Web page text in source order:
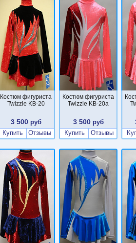
Костюм фигуриста
Twizzle KB-20
3 500 руб
Купить
Отзывы
Костюм фигуриста
Twizzle KB-20a
3 500руб
Купить
Отзывы